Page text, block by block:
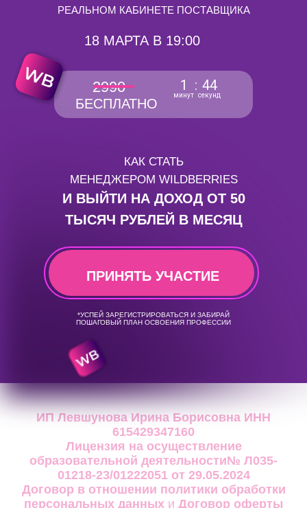
18 МАРТА В 19:00
РЕАЛЬНОМ КАБИНЕТЕ ПОСТАВЩИКА
БЕСПЛАТНО
КАК СТАТЬ
МЕНЕДЖЕРОМ WILDBERRIES
ПРИНЯТЬ УЧАСТИЕ
И ВЫЙТИ НА ДОХОД ОТ 50
ТЫСЯЧ РУБЛЕЙ В МЕСЯЦ
*УСПЕЙ ЗАРЕГИСТРИРОВАТЬСЯ И ЗАБИРАЙ
ПОШАГОВЫЙ ПЛАН ОСВОЕНИЯ ПРОФЕССИИ
2990 1
минут
: 43
секунд
ИП Левшунова Ирина Борисовна ИНН
615429347160
Лицензия на осуществление
образовательной деятельности№ Л035-
01218-23/01222051 от 29.05.2024
Договор в отношении политики обработки
персональных данных и Договор оферты